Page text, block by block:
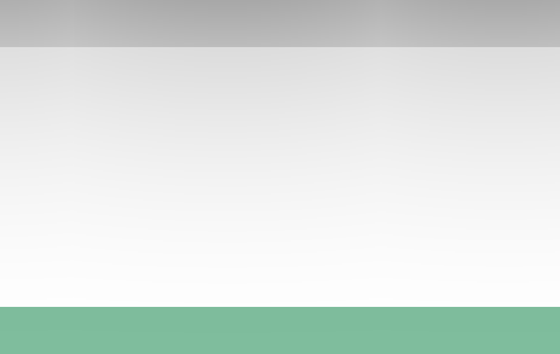
régulier de la profondeur sur toute la
de travail et le contrôle de la pression